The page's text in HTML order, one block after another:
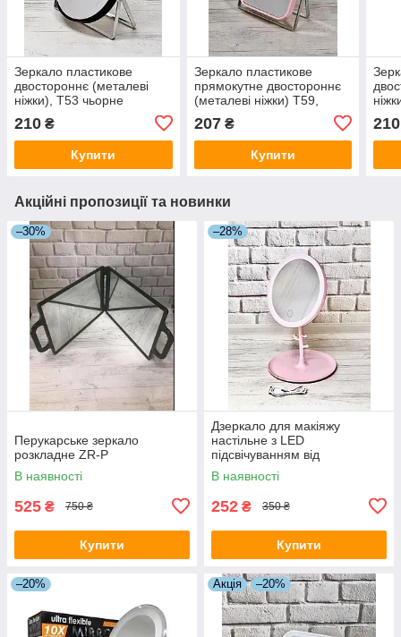
Зеркало пластикове
двостороннє (металеві
ніжки), T53 чьорне
210 ₴
Купити
Зеркало пластикове
прямокутне двостороннє
(металеві ніжки) T59,
207₴
Купити
210
Акційні пропозиції та новинки
–30%
Перукарське зеркало
розкладне ZR-P
В наявності
525 ₴ 750 ₴
Купити
–28%
Дзеркало для макіяжу
настільне з LED
підсвічуванням від
акумулятора 3 режими
свічення JF-110A Рожевий
В наявності
252 ₴ 350 ₴
Купити
–20% Акція –20%